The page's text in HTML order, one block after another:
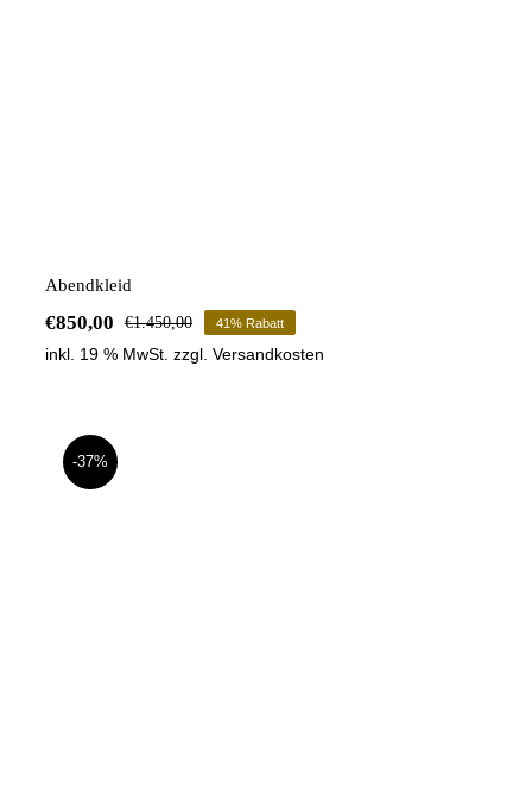
Abendkleid
€1.450,00Ursprünglicher
Preis
€850,00
Aktueller
Preis
41% Rabatt
inkl. 19 % MwSt. zzgl. Versandkosten
-37%